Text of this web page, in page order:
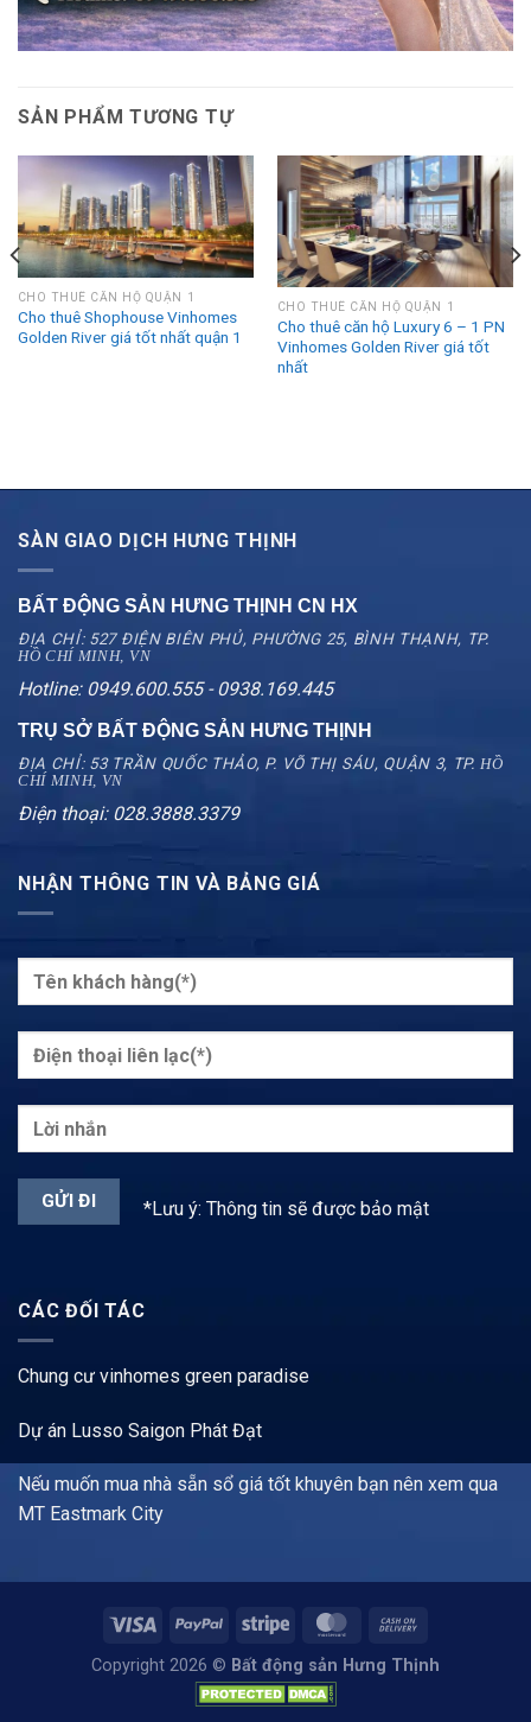
SẢN PHẨM TƯƠNG TỰ
CHO THUÊ CĂN HỘ QUẬN 1
Cho thuê Shophouse Vinhomes
Golden River giá tốt nhất quận 1
CHO THUÊ CĂN HỘ QUẬN 1
Cho thuê căn hộ Luxury 6 – 1 PN
Vinhomes Golden River giá tốt
nhất
SÀN GIAO DỊCH HƯNG THỊNH
BẤT ĐỘNG SẢN HƯNG THỊNH CN HX
ĐỊA CHỈ: 527 ĐIỆN BIÊN PHỦ, PHƯỜNG 25, BÌNH THẠNH, TP.
HỒ CHÍ MINH, VN
Hotline: 0949.600.555 - 0938.169.445
TRỤ SỞ BẤT ĐỘNG SẢN HƯNG THỊNH
ĐỊA CHỈ: 53 TRẦN QUỐC THẢO, P. VÕ THỊ SÁU, QUẬN 3, TP. HỒ
CHÍ MINH, VN
Điện thoại: 028.3888.3379
NHẬN THÔNG TIN VÀ BẢNG GIÁ
*Lưu ý: Thông tin sẽ được bảo mật
CÁC ĐỐI TÁC
Chung cư vinhomes green paradise
Dự án Lusso Saigon Phát Đạt
Nếu muốn mua nhà sẵn sổ giá tốt khuyên bạn nên xem qua
MT Eastmark City
Copyright 2026 © Bất động sản Hưng Thịnh